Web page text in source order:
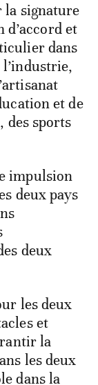
la signature
d’accord et
dans
et de
des sports
impulsion
deux pays
deux
les deux
et
la
les deux
dans la